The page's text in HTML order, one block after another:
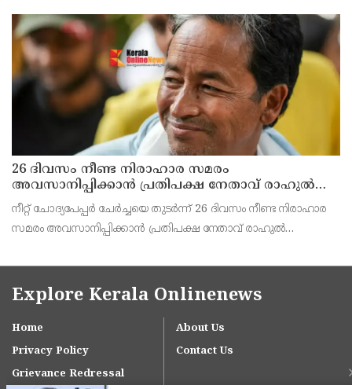
ജീവനൊടുക്കിയസംഭവത്തിൽ കണ്ണൂർ മോറാഴയിലെ ജെംസ്
ഇൻ്റർനാഷനൽ സ്കൂൾ പ്രധാന അധ്
26 ദിവസം നീണ്ട നിരാഹാര സമരം
അവസാനിപ്പിക്കാൻ പ്രതിപക്ഷ നേതാവ് രാഹുൽ
ഗാന്ധിയുടെ സഹായം തേടിയിരുന്നു ; സോനം
വാങ്ചുക്
നീറ്റ് ചോദ്യപേപ്പർ ചേർച്ചയെ തുടർന്ന് 26 ദിവസം നീണ്ട നിരാഹാര
സമരം അവസാനിപ്പിക്കാൻ പ്രതിപക്ഷ നേതാവ് രാഹുൽ
ഇതിനായി തന്റെ ഭാര്യ ഗീതാഞ്ജലി അങ്മോ ശ്രമിച്ചിര
Explore Kerala Onlinenews
Home
About Us
Privacy Policy
Contact Us
Grievance Redressal